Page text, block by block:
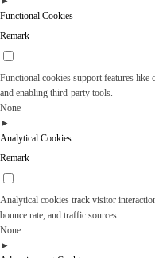
Functional Cookies
Remark
Functional cookies support features like
and enabling third-party tools.
None
►
Analytical Cookies
Remark
Analytical cookies track visitor
bounce rate, and traffic sources.
None
►